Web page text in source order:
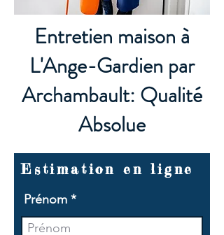
Entretien maison à
L'Ange-Gardien par
Archambault: Qualité
Absolue
Estimation en ligne
Prénom